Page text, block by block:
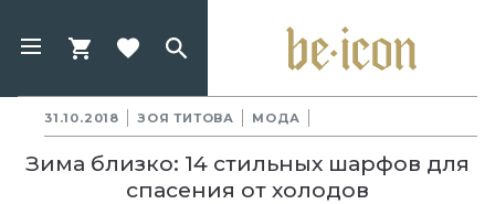
31.10.2018 ЗОЯ ТИТОВА МОДА
Зима близко: 14 стильных шарфов для
спасения от холодов